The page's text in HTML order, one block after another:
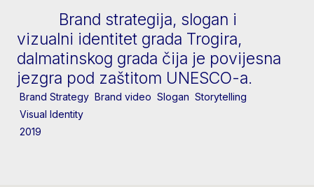
Brand strategija, slogan i
vizualni identitet grada Trogira,
dalmatinskog grada čija je povijesna
jezgra pod zaštitom UNESCO-a.
Brand Strategy Brand video Slogan Storytelling
Visual Identity
2019